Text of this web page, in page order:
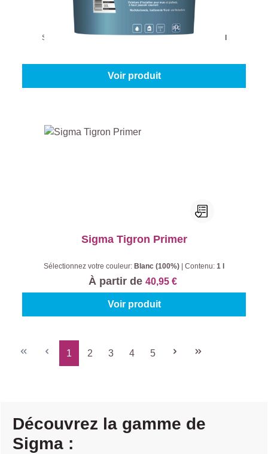
Sigma StainAway Matt
Sélectionnez votre couleur:Blanc (100%)
Voir produit
Sigma Tigron Primer
Sélectionnez votre couleur: Blanc (100%) Contenu: 1 l
À partir de 40,95 €
Voir produit
Page
1
Page
2
Page
3
Page
4
Page
5
Découvrez la gamme de
Sigma :